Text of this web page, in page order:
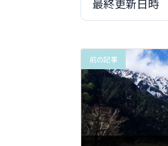
最終更新日時
前の記事